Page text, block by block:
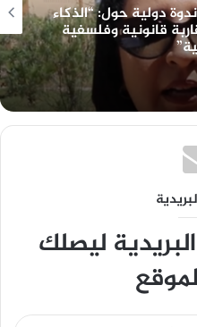
دولية حول: “الذكاء
قانونية وفلسفية
ليصلك